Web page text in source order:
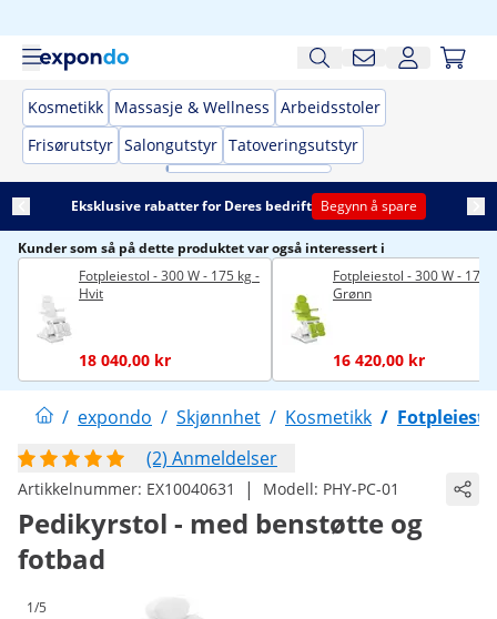
Kosmetikk Massasje & Wellness Arbeidsstoler
Frisørutstyr Salongutstyr Tatoveringsutstyr
Eksklusive rabatter for Deres bedrift Begynn å spare
Kunder som så på dette produktet var også interessert i
Fotpleiestol - 300 W - 175 kg -
Hvit
18 040,00 kr
Fotpleiestol - 300 W - 175
Grønn
16 420,00 kr
/ expondo / Skjønnhet / Kosmetikk /
(2) Anmeldelser
Artikkelnummer: EX10040631 | Modell: PHY-PC-01
Pedikyrstol - med benstøtte og
fotbad
1/5